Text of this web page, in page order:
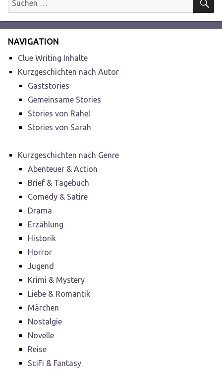
nach:
NAVIGATION
Clue Writing Inhalte
Kurzgeschichten nach Autor
Gaststories
Gemeinsame Stories
Stories von Rahel
Stories von Sarah
Kurzgeschichten nach Genre
Abenteuer & Action
Brief & Tagebuch
Comedy & Satire
Drama
Erzählung
Historik
Horror
Jugend
Krimi & Mystery
Liebe & Romantik
Märchen
Nostalgie
Novelle
Reise
SciFi & Fantasy